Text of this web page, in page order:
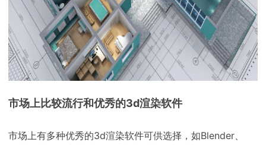
市场上比较流行和优秀的3d渲染软件
市场上有多种优秀的3d渲染软件可供选择，如Blender、